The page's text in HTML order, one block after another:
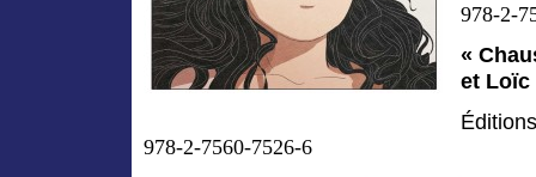
978-2-
«
et Loïc
978-2-7560-7526-6